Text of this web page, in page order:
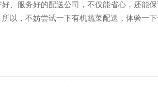
、服务好的配送公司，不仅能省心，还能
以，不妨尝试一下有机蔬菜配送，体验一